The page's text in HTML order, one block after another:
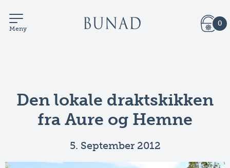
Meny
0
Den lokale draktskikken
fra Aure og Hemne
5. September 2012